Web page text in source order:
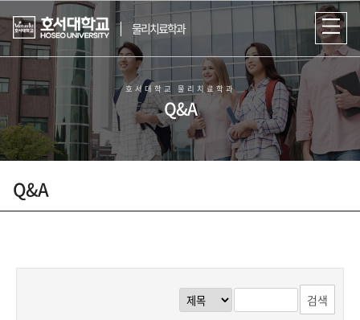
물리치료학과
참된 물리치료사 인재를 육성하는
호서대학교 물리치료학과
Q&A
Q&A
검색